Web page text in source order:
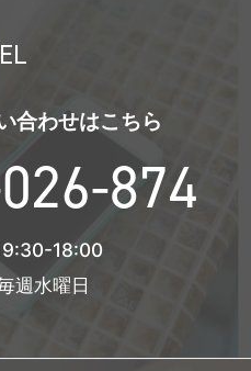
合わせはこちら
874
9:30-18:00
週水曜日